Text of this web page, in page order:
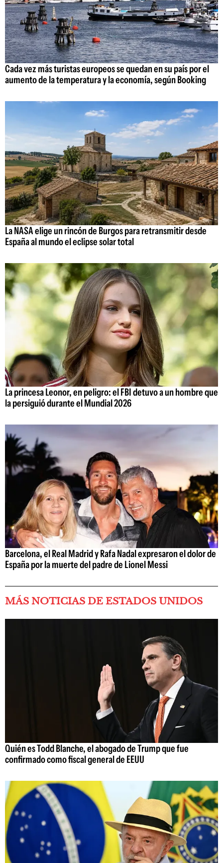
Cada vez más turistas europeos se quedan en su país por el
aumento de la temperatura y la economía, según Booking
La NASA elige un rincón de Burgos para retransmitir desde
España al mundo el eclipse solar total
La princesa Leonor, en peligro: el FBI detuvo a un hombre que
la persiguió durante el Mundial 2026
Barcelona, el Real Madrid y Rafa Nadal expresaron el dolor de
España por la muerte del padre de Lionel Messi
MÁS NOTICIAS DE ESTADOS UNIDOS
Quién es Todd Blanche, el abogado de Trump que fue
confirmado como fiscal general de EEUU